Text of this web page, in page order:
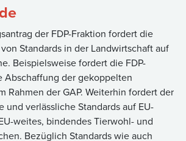
der FDP-Fraktion fordert die
Standards in der Landwirtschaft auf
Beispielsweise fordert die FDP-
Abschaffung der gekoppelten
Rahmen der GAP. Weiterhin fordert der
verlässliche Standards auf EU-
weites, bindendes Tierwohl- und
Bezüglich Standards wie auch